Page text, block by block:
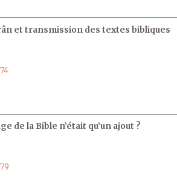
et transmission des textes bibliques
de la Bible n’était qu’un ajout ?